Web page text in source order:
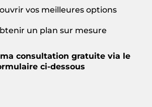
vos meilleures options
un plan sur mesure
consultation gratuite via le
ci-dessous